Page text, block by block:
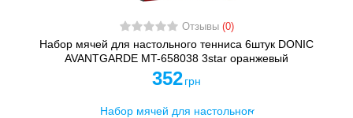
Отзывы (0)
Набор мячей для настольного тенниса 6штук DONIC
AVANTGARDE MT-658038 3star оранжевый
352 грн